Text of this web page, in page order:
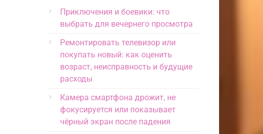
Приключения и боевики: что
выбрать для вечернего просмотра
Ремонтировать телевизор или
покупать новый: как оценить
возраст, неисправность и будущие
расходы
Камера смартфона дрожит, не
фокусируется или показывает
чёрный экран после падения